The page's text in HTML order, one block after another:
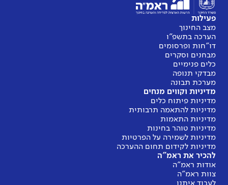
פעילות
מצב החינוך
הערכה בתשפ"ו
דו"חות ופרסומים
מבחנים וסקרים
כלים פנימיים
מבדקי תנופה
מערכת תבונה
מדיניות וקווים מנחים
מדיניות פיתוח כלים
מדיניות להתאמה תרבותית
מדיניות התאמות
מדיניות טוהר בחינות
מדיניות לשמירה על הפרטיות
מדיניות לקידום תחום ההערכה
להכיר את ראמ"ה
אודות ראמ"ה
צוות ראמ"ה